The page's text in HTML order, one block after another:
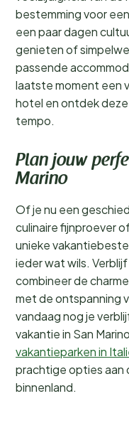
bestemming voor een
een paar dagen
genieten of
passende
laatste moment een
hotel en ontdek
tempo.
Plan jouw
Marino
Of je nu een
culinaire fijnproever
unieke
ieder wat wils. Verblijf
combineer de
met de ontspanning
vandaag nog je
vakantie in San
vakantieparken in
prachtige opties aan
binnenland.